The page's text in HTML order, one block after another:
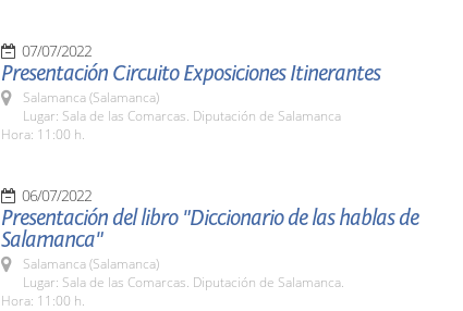
07/07/2022
Presentación Circuito Exposiciones Itinerantes
Salamanca (Salamanca)
Lugar: Sala de las Comarcas. Diputación de Salamanca
Hora: 11:00 h.
06/07/2022
Presentación del libro "Diccionario de las hablas de
Salamanca"
Salamanca (Salamanca)
Lugar: Sala de las Comarcas. Diputación de Salamanca.
Hora: 11:00 h.